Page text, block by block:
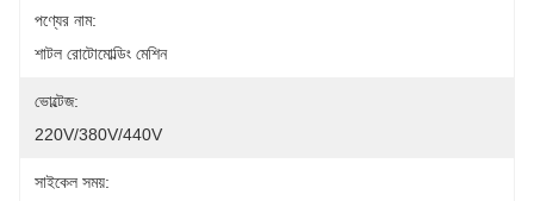
পণ্যের নাম:
শাটল রোটোমোল্ডিং মেশিন
ভোল্টেজ:
220V/380V/440V
সাইকেল সময়: